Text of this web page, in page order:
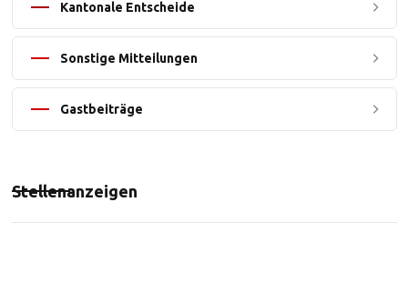
Kantonale Entscheide
Sonstige Mitteilungen
Gastbeiträge
Stellenanzeigen